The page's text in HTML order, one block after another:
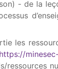
- de la
les
https://